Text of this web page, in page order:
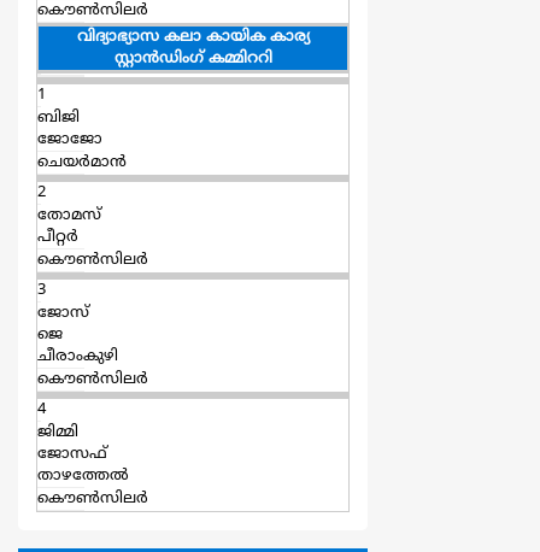
കൌൺസിലർ
വിദ്യാഭ്യാസ കലാ കായിക കാര്യ
സ്റ്റാന്‍ഡിംഗ് കമ്മിററി
1
ബിജി
ജോജോ
ചെയര്‍മാന്‍
2
തോമസ്
പീറ്റർ
കൌൺസിലർ
3
ജോസ്
ജെ
ചീരാംകുഴി
കൌൺസിലർ
4
ജിമ്മി
ജോസഫ്
താഴത്തേല്‍
കൌൺസിലർ